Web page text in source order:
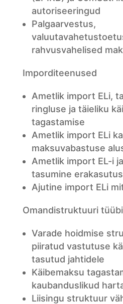
autoriseeringud
Palgaarvestus,
rahvusvahelised
Imporditeenused
Ametlik import ELi,
ringluse ja täieliku
tagastamise
Ametlik import ELi
maksuvabastuse
Ametlik import EL-i
tasumine
Ajutine import ELi
Omandistruktuuri
Varade hoidmise
piiratud vastutuse
tasutud jahtidele
Käibemaksu
kaubanduslikud
Liisingu struktuur